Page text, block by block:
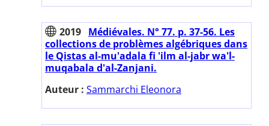
2019 Médiévales. N° 77. p. 37-56. Les
collections de problèmes algébriques dans
le Qistas al-mu'adala fi 'ilm al-jabr wa'l-
muqabala d'al-Zanjani.
Auteur : Sammarchi Eleonora